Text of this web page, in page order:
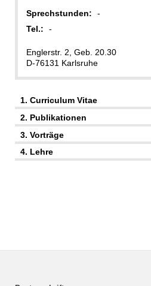
Sprechstunden:
-
Tel.:
-
Englerstr. 2, Geb. 20.30
D-76131 Karlsruhe
1. Curriculum Vitae
2. Publikationen
3. Vorträge
4. Lehre